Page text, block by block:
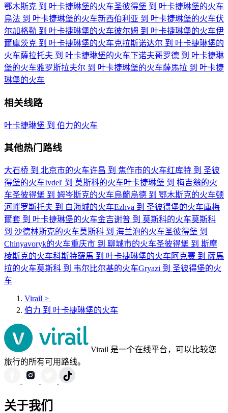
鄂木斯克 到 叶卡捷琳堡的火车圣彼得堡 到 叶卡捷琳堡的火车
烏法 到 叶卡捷琳堡的火车新西伯利亚 到 叶卡捷琳堡的火车伏
尔加格勒 到 叶卡捷琳堡的火车彼尔姆 到 叶卡捷琳堡的火车伊
爾庫茨克 到 叶卡捷琳堡的火车克拉斯诺达尔 到 叶卡捷琳堡的
火车薩拉托夫 到 叶卡捷琳堡的火车下诺夫哥罗德 到 叶卡捷琳
堡的火车雅罗斯拉夫尔 到 叶卡捷琳堡的火车薩馬拉 到 叶卡捷
琳堡的火车
相关线路
叶卡捷琳堡 到 伯力的火车
其他热门路线
大石桥 到 北京市的火车许昌 到 焦作市的火车红库特 到 圣彼
得堡的火车Ivdel' 到 莫斯科的火车叶卡捷琳堡 到 梅吉翁的火
车圣彼得堡 到 姆岑斯克的火车烏蘭烏德 到 鄂木斯克的火车顿
河畔罗斯托夫 到 白海城的火车Ezhva 到 圣彼得堡的火车庫梅
爾套 到 叶卡捷琳堡的火车金吉谢普 到 莫斯科的火车莫斯科
到 沙德林斯克的火车莫斯科 到 海兰泡的火车圣彼得堡 到
Chinyavoryk的火车重庆市 到 聊城市的火车圣彼得堡 到 斯摩
棱斯克的火车科斯特羅馬 到 叶卡捷琳堡的火车 阿克赛 到 薩馬
拉的火车莫斯科 到 韦尔比尔基的火车Gryazi 到 圣彼得堡的火
车
Virail >
伯力 到 叶卡捷琳堡的火车
Virail 是一个在线平台，可以比较您
旅行的所有可用路线。
关于我们